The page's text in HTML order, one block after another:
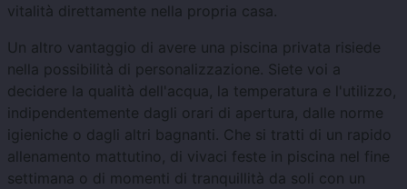
vitalità direttamente nella propria casa.
Un altro vantaggio di avere una piscina privata risiede
nella possibilità di personalizzazione. Siete voi a
decidere la qualità dell'acqua, la temperatura e l'utilizzo,
indipendentemente dagli orari di apertura, dalle norme
igieniche o dagli altri bagnanti. Che si tratti di un rapido
allenamento mattutino, di vivaci feste in piscina nel fine
settimana o di momenti di tranquillità da soli con un